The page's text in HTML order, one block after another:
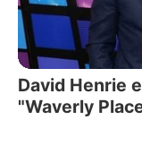
David Henrie
"Waverly